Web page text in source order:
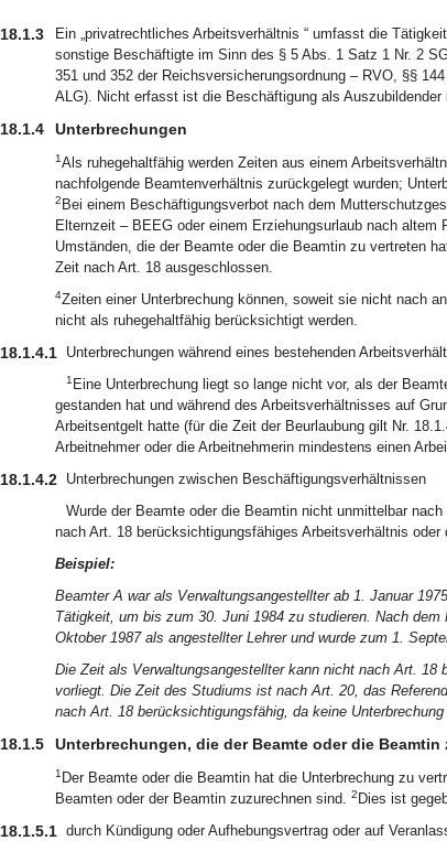
18.1.3
Ein „privatrechtliches Arbeitsverhältnis “ umfasst die
sonstige Beschäftigte im Sinn des § 5 Abs. 1 Satz 1 Nr. 2
351 und 352 der Reichsversicherungsordnung – RVO, §§
ALG). Nicht erfasst ist die Beschäftigung als
18.1.4 Unterbrechungen
1Als ruhegehaltfähig werden Zeiten aus einem
nachfolgende Beamtenverhältnis zurückgelegt wurden;
2 Bei einem Beschäftigungsverbot nach dem
Elternzeit – BEEG oder einem Erziehungsurlaub nach altem
Umständen, die der Beamte oder die Beamtin zu vertreten
Zeit nach Art. 18 ausgeschlossen.
4Zeiten einer Unterbrechung können, soweit sie nicht nach
nicht als ruhegehaltfähig berücksichtigt werden.
18.1.4.1 Unterbrechungen während eines bestehenden
1 Eine Unterbrechung liegt so lange nicht vor, als der
gestanden hat und während des Arbeitsverhältnisses auf
Arbeitsentgelt hatte (für die Zeit der Beurlaubung gilt Nr.
Arbeitnehmer oder die Arbeitnehmerin mindestens einen
18.1.4.2
Unterbrechungen zwischen Beschäftigungsverhältnissen
Wurde der Beamte oder die Beamtin nicht unmittelbar
nach Art. 18 berücksichtigungsfähiges Arbeitsverhältnis
Beispiel:
Beamter A war als Verwaltungsangestellter ab 1. Januar
Tätigkeit, um bis zum 30. Juni 1984 zu studieren. Nach
Oktober 1987 als angestellter Lehrer und wurde zum 1.
Die Zeit als Verwaltungsangestellter kann nicht nach Art. 18
vorliegt. Die Zeit des Studiums ist nach Art. 20, das
nach Art. 18 berücksichtigungsfähig, da keine
18.1.5 Unterbrechungen, die der Beamte oder die Beamtin
1 Der Beamte oder die Beamtin hat die Unterbrechung zu
Beamten oder der Beamtin zuzurechnen sind. 2 Dies ist
18.1.5.1 durch Kündigung oder Aufhebungsvertrag oder auf